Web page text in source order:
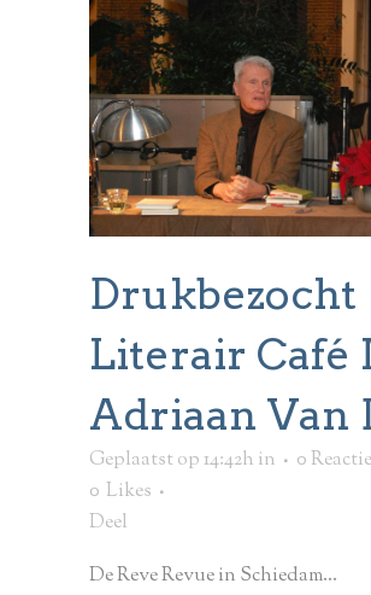
Drukbezocht
Literair Café
Adriaan Van
Geplaatst op 14:42h in
0
0 Likes
Deel
De Reve Revue in Schiedam...